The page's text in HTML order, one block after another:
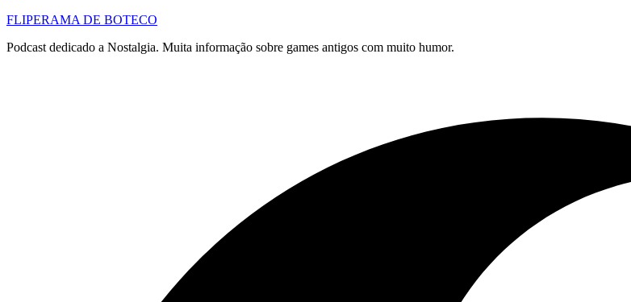
FLIPERAMA DE BOTECO
Podcast dedicado a Nostalgia. Muita informação sobre games antigos com muito humor.